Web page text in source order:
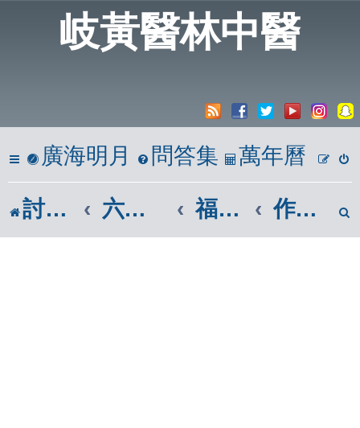
岐黃醫林中醫
廣海明月 問答集 萬年曆
討論區 六、心靈饗宴 福智佛教團體|福智廣論 作師所喜、正行供養